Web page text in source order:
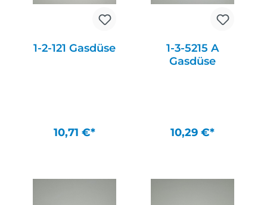
1-2-121 Gasdüse
10,71 €*
1-3-5215 A
Gasdüse
10,29 €*